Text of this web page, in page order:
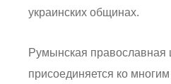
украинских общинах.
Румынская православная
присоединяется ко